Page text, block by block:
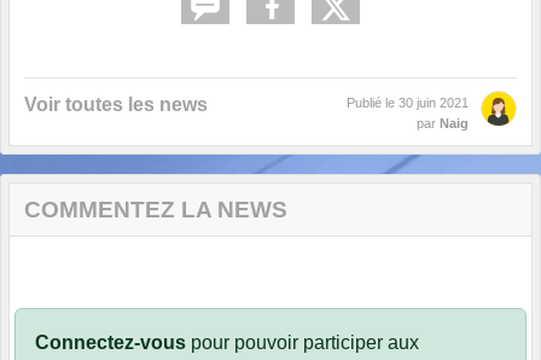
Voir toutes les news Publié le 30 juin 2021
par Naig
COMMENTEZ LA NEWS
Connectez-vous pour pouvoir participer aux